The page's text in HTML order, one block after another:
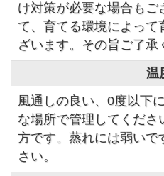
け対策が必要な場合もご
て、育てる環境によっ
ざいます。その旨ご了承
温
風通しの良い、0度以下
な場所で管理してくだ
方です。蒸れには弱いで
さい。